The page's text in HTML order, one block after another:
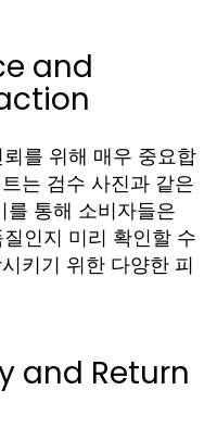
and
를 위해 매우 중요합
는 검수 사진과 같은
를 통해 소비자들은
인지 미리 확인할 수
키기 위한 다양한 피
and Return